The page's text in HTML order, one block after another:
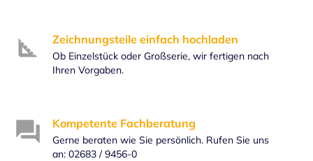
Zeichnungsteile einfach hochladen
Ob Einzelstück oder Großserie, wir fertigen nach
Ihren Vorgaben.
Kompetente Fachberatung
Gerne beraten wie Sie persönlich. Rufen Sie uns
an: 02683 / 9456-0